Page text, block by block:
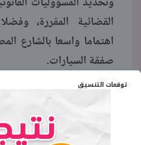
توقعات التنسيق
القضائية المقررة،
اهتماما واسعا بالشارع
صفقة السيارات.
وبناء على ذلك تم التحفظ
وإرفاقها بملف القضية
الأمن العام بكافة الدوائر.